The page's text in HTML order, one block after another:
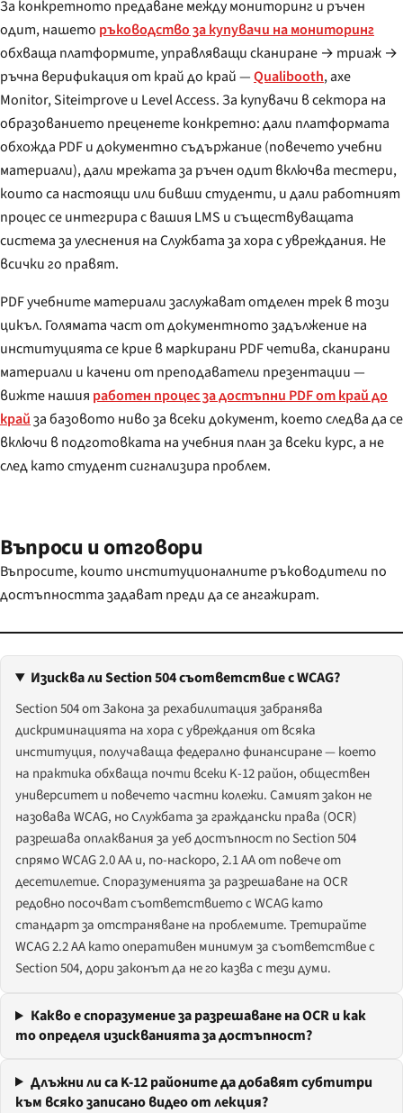
За конкретното предаване между мониторинг и ръчен
одит, нашето ръководство за купувачи на мониторинг
обхваща платформите, управляващи сканиране → триаж →
ръчна верификация от край до край —Qualibooth, axe
Monitor, Siteimprove и Level Access. За купувачи в сектора на
образованието преценете конкретно: дали платформата
обхожда PDF и документно съдържание (повечето учебни
материали), дали мрежата за ръчен одит включва тестери,
които са настоящи или бивши студенти, и дали работният
процес се интегрира с вашия LMS и съществуващата
система за улеснения на Службата за хора с увреждания. Не
всички го правят.
PDF учебните материали заслужават отделен трек в този
цикъл. Голямата част от документното задължение на
институцията се крие в маркирани PDF четива, сканирани
материали и качени от преподаватели презентации —
вижте нашия работен процес за достъпни PDF от край до
крайза базовото ниво за всеки документ, което следва да се
включи в подготовката на учебния план за всеки курс, а не
след като студент сигнализира проблем.
Въпроси и отговори
Въпросите, които институционалните ръководители по
достъпността задават преди да се ангажират.
Изисква ли Section 504 съответствие с WCAG?
Section 504 от Закона за рехабилитация забранява
дискриминацията на хора с увреждания от всяка
институция, получаваща федерално финансиране — което
на практика обхваща почти всеки K-12 район, обществен
университет и повечето частни колежи. Самият закон не
назовава WCAG, но Службата за граждански права (OCR)
разрешава оплаквания за уеб достъпност по Section 504
спрямо WCAG 2.0 AA и, по-наскоро, 2.1 AA от повече от
десетилетие. Споразуменията за разрешаване на OCR
редовно посочват съответствието с WCAG като
стандарт за отстраняване на проблемите. Третирайте
WCAG 2.2 AA като оперативен минимум за съответствие с
Section 504, дори законът да не го казва с тези думи.
Какво е споразумение за разрешаване на OCR и как
то определя изискванията за достъпност?
Длъжни ли са K-12 районите да добавят субтитри
към всяко записано видео от лекция?